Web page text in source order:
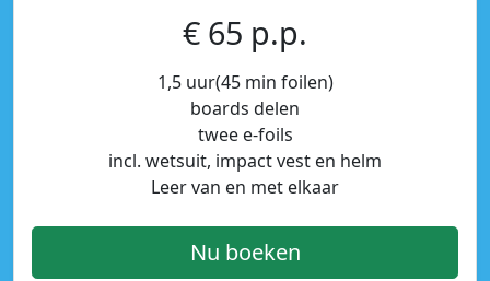
€ 65 p.p.
1,5 uur(45 min foilen)
boards delen
twee e-foils
incl. wetsuit, impact vest en helm
Leer van en met elkaar
Nu boeken